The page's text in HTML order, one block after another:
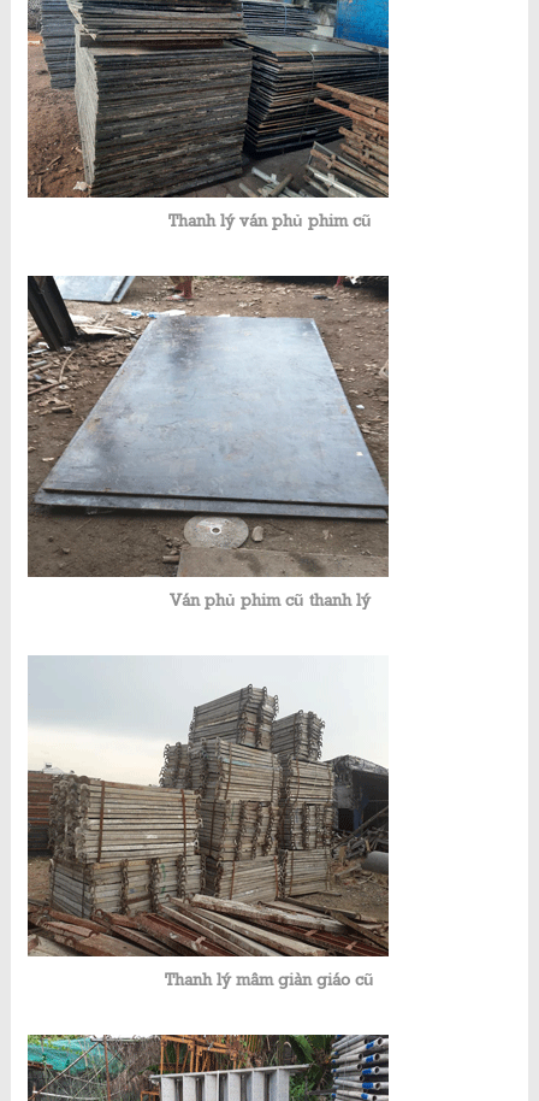
Thanh lý ván phủ phim cũ
Ván phủ phim cũ thanh lý
Thanh lý mâm giàn giáo cũ